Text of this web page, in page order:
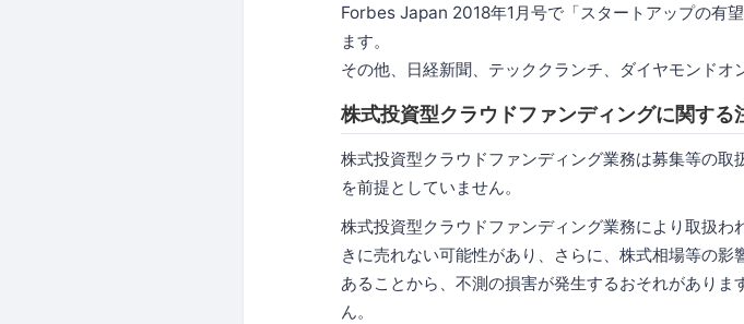
Forbes Japan 2018年1月号で「スタートアップの有
ます。
その他、日経新聞、テッククランチ、ダイヤモンドオ
株式投資型クラウドファンディングに関する
株式投資型クラウドファンディング業務は募集等の
を前提としていません。
株式投資型クラウドファンディング業務により取扱
きに売れない可能性があり、さらに、株式相場等の
あることから、不測の損害が発生するおそれがあり
ん。